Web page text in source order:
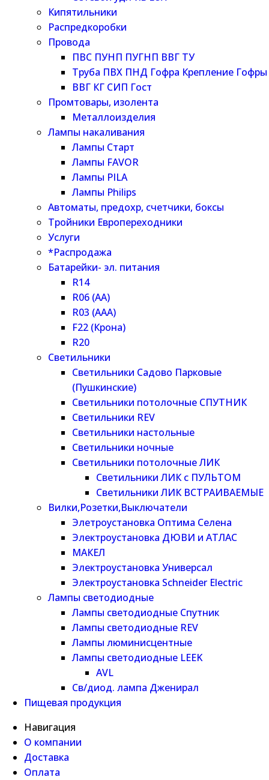
Кипятильники
Распредкоробки
Провода
ПВС ПУНП ПУГНП ВВГ ТУ
Труба ПВХ ПНД Гофра Крепление Гофры
ВВГ КГ СИП Гост
Промтовары, изолента
Металлоизделия
Лампы накаливания
Лампы Старт
Лампы FAVOR
Лампы PILA
Лампы Philips
Автоматы, предохр, счетчики, боксы
Тройники Европереходники
Услуги
*Распродажа
Батарейки- эл. питания
R14
R06 (AA)
R03 (AAA)
F22 (Крона)
R20
Светильники
Светильники Садово Парковые
(Пушкинские)
Светильники потолочные СПУТНИК
Светильники REV
Светильники настольные
Светильники ночные
Светильники потолочные ЛИК
Светильники ЛИК с ПУЛЬТОМ
Светильники ЛИК ВСТРАИВАЕМЫЕ
Вилки,Розетки,Выключатели
Элетроустановка Оптима Селена
Электроустановка ДЮВИ и АТЛАС
МАКЕЛ
Электроустановка Универсал
Электроустановка Schneider Electric
Лампы светодиодные
Лампы светодиодные Спутник
Лампы светодиодные REV
Лампы люминисцентные
Лампы светодиодные LEEK
AVL
Св/диод. лампа Дженирал
Пищевая продукция
Навигация
О компании
Доставка
Оплата